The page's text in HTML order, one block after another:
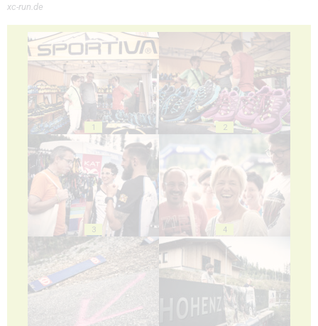
xc-run.de
1 2
3 4